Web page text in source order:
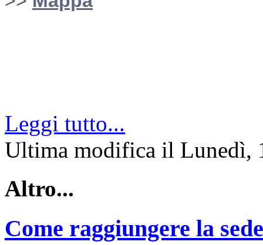
Leggi tutto...
Ultima modifica il Lunedì,
Altro...
Come raggiungere la